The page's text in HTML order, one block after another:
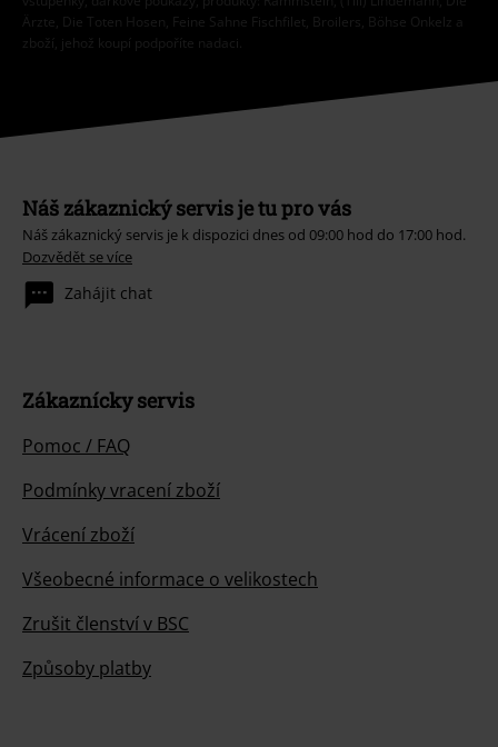
Ärzte, Die Toten Hosen, Feine Sahne Fischfilet, Broilers, Böhse Onkelz a
zboží, jehož koupí podpoříte nadaci.
Náš zákaznický servis je tu pro vás
Náš zákaznický servis je k dispozici dnes od 09:00 hod do 17:00 hod.
Dozvědět se více
Zahájit chat
Zákaznícky servis
Pomoc / FAQ
Podmínky vracení zboží
Vrácení zboží
Všeobecné informace o velikostech
Zrušit členství v BSC
Způsoby platby